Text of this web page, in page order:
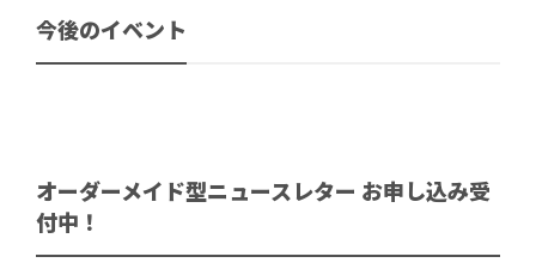
今後のイベント
オーダーメイド型ニュースレター お申し込み受
付中！